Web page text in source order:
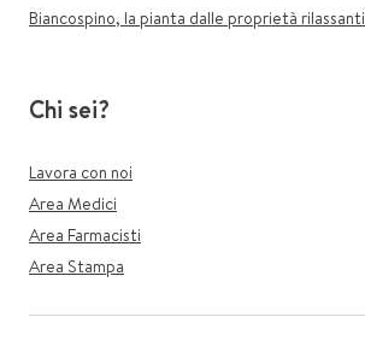
Biancospino, la pianta dalle proprietà rilassanti
Chi sei?
Lavora con noi
Area Medici
Area Farmacisti
Area Stampa